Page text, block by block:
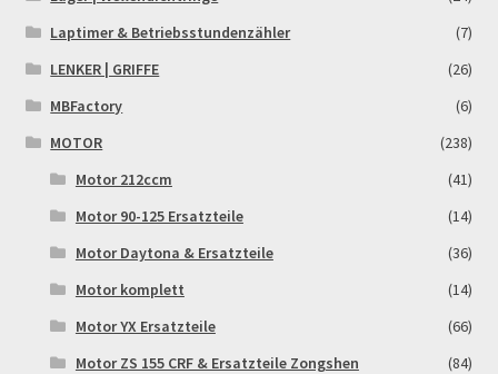
Widerrufsbelehrung & -formular
Zahlung & Versand
Zahlungsarten
Laptimer & Betriebsstundenzähler
(7)
LENKER | GRIFFE
(26)
MBFactory
(6)
MOTOR
(238)
Motor 212ccm
(41)
Motor 90-125 Ersatzteile
(14)
Motor Daytona & Ersatzteile
(36)
Motor komplett
(14)
Motor YX Ersatzteile
(66)
Motor ZS 155 CRF & Ersatzteile Zongshen
(84)